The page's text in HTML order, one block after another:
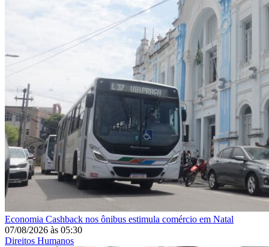
Economia Cashback nos ônibus estimula comércio em Natal
07/08/2026 às 05:30
Direitos Humanos